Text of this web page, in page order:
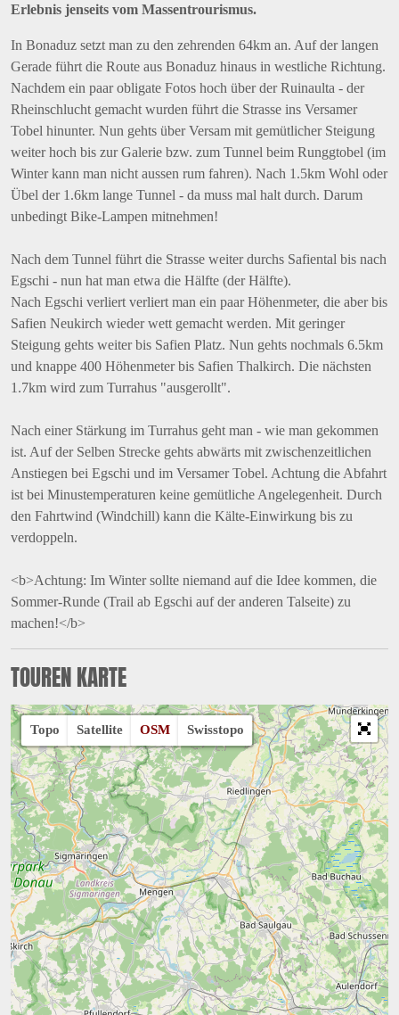
Erlebnis jenseits vom Massentrourismus.
In Bonaduz setzt man zu den zehrenden 64km an. Auf der langen
Gerade führt die Route aus Bonaduz hinaus in westliche Richtung.
Nachdem ein paar obligate Fotos hoch über der Ruinaulta - der
Rheinschlucht gemacht wurden führt die Strasse ins Versamer
Tobel hinunter. Nun gehts über Versam mit gemütlicher Steigung
weiter hoch bis zur Galerie bzw. zum Tunnel beim Runggtobel (im
Winter kann man nicht aussen rum fahren). Nach 1.5km Wohl oder
Übel der 1.6km lange Tunnel - da muss mal halt durch. Darum
unbedingt Bike-Lampen mitnehmen!
Nach dem Tunnel führt die Strasse weiter durchs Safiental bis nach
Egschi - nun hat man etwa die Hälfte (der Hälfte).
Nach Egschi verliert verliert man ein paar Höhenmeter, die aber bis
Safien Neukirch wieder wett gemacht werden. Mit geringer
Steigung gehts weiter bis Safien Platz. Nun gehts nochmals 6.5km
und knappe 400 Höhenmeter bis Safien Thalkirch. Die nächsten
1.7km wird zum Turrahus "ausgerollt".
Nach einer Stärkung im Turrahus geht man - wie man gekommen
ist. Auf der Selben Strecke gehts abwärts mit zwischenzeitlichen
Anstiegen bei Egschi und im Versamer Tobel. Achtung die Abfahrt
ist bei Minustemperaturen keine gemütliche Angelegenheit. Durch
den Fahrtwind (Windchill) kann die Kälte-Einwirkung bis zu
verdoppeln.
<b>Achtung: Im Winter sollte niemand auf die Idee kommen, die
Sommer-Runde (Trail ab Egschi auf der anderen Talseite) zu
machen!</b>
TOUREN KARTE
Topo Satellite OSM Swisstopo